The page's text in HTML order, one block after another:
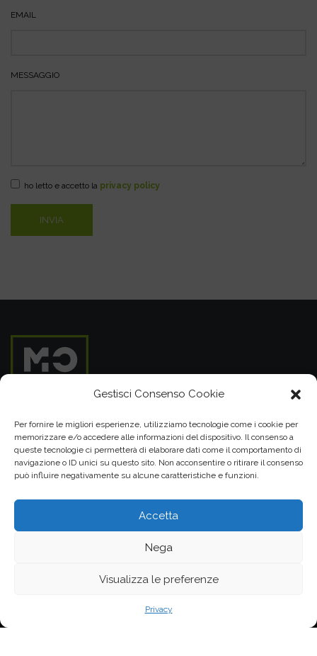
Gestisci Consenso Cookie
Per fornire le migliori esperienze, utilizziamo tecnologie come i cookie per
memorizzare e/o accedere alle informazioni del dispositivo. Il consenso a
queste tecnologie ci permetterà di elaborare dati come il comportamento di
navigazione o ID unici su questo sito. Non acconsentire o ritirare il consenso
può influire negativamente su alcune caratteristiche e funzioni.
Accetta
Nega
Visualizza le preferenze
Privacy
EMAIL
MESSAGGIO
ho letto e accetto la privacy policy
MOHO SRL
P.IVA 05099860289
Cap. Soc. € 15.000,00 i.v.